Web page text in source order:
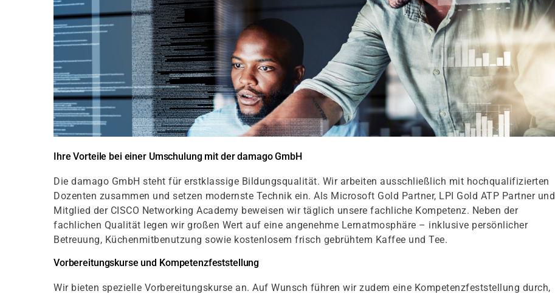
Ihre Vorteile bei einer Umschulung mit der damago GmbH
Die damago GmbH steht für erstklassige Bildungsqualität. Wir arbeiten ausschließlich mit hochqualifizierten
Dozenten zusammen und setzen modernste Technik ein. Als Microsoft Gold Partner, LPI Gold ATP Partner und
Mitglied der CISCO Networking Academy beweisen wir täglich unsere fachliche Kompetenz. Neben der
fachlichen Qualität legen wir großen Wert auf eine angenehme Lernatmosphäre – inklusive persönlicher
Betreuung, Küchenmitbenutzung sowie kostenlosem frisch gebrühtem Kaffee und Tee.
Vorbereitungskurse und Kompetenzfeststellung
Wir bieten spezielle Vorbereitungskurse an. Auf Wunsch führen wir zudem eine Kompetenzfeststellung durch,